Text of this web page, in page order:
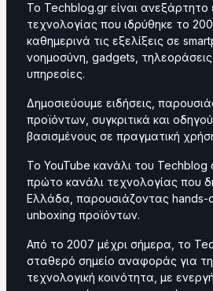
Το Techblog.gr είναι ανεξάρτητο
τεχνολογίας που ιδρύθηκε το
καθημερινά τις εξελίξεις σε
νοημοσύνη, gadgets,
υπηρεσίες.
Δημοσιεύουμε ειδήσεις,
προϊόντων, συγκριτικά και
βασισμένους σε πραγματική
Το YouTube κανάλι του Techblog
πρώτο κανάλι τεχνολογίας που
Ελλάδα, παρουσιάζοντας hands-
unboxing προϊόντων.
Από το 2007 μέχρι σήμερα, το
σταθερό σημείο αναφοράς για
τεχνολογική κοινότητα, με